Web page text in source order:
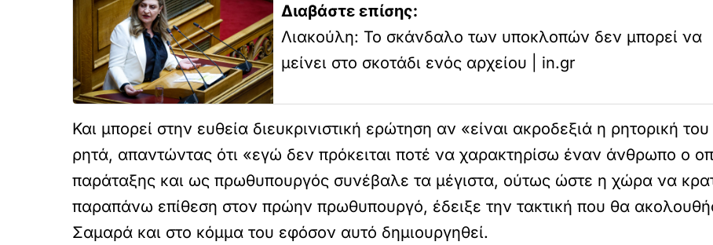
Διαβάστε επίσης:
Λιακούλη: Το σκάνδαλο των υποκλοπών δεν μπορεί να
μείνει στο σκοτάδι ενός αρχείου | in.gr
Και μπορεί στην ευθεία διευκρινιστική ερώτηση αν «είναι ακροδεξιά η ρητορική
ρητά, απαντώντας ότι «εγώ δεν πρόκειται ποτέ να χαρακτηρίσω έναν άνθρωπο ο
παράταξης και ως πρωθυπουργός συνέβαλε τα μέγιστα, ούτως ώστε η χώρα να
παραπάνω επίθεση στον πρώην πρωθυπουργό, έδειξε την τακτική που θα
Σαμαρά και στο κόμμα του εφόσον αυτό δημιουργηθεί.